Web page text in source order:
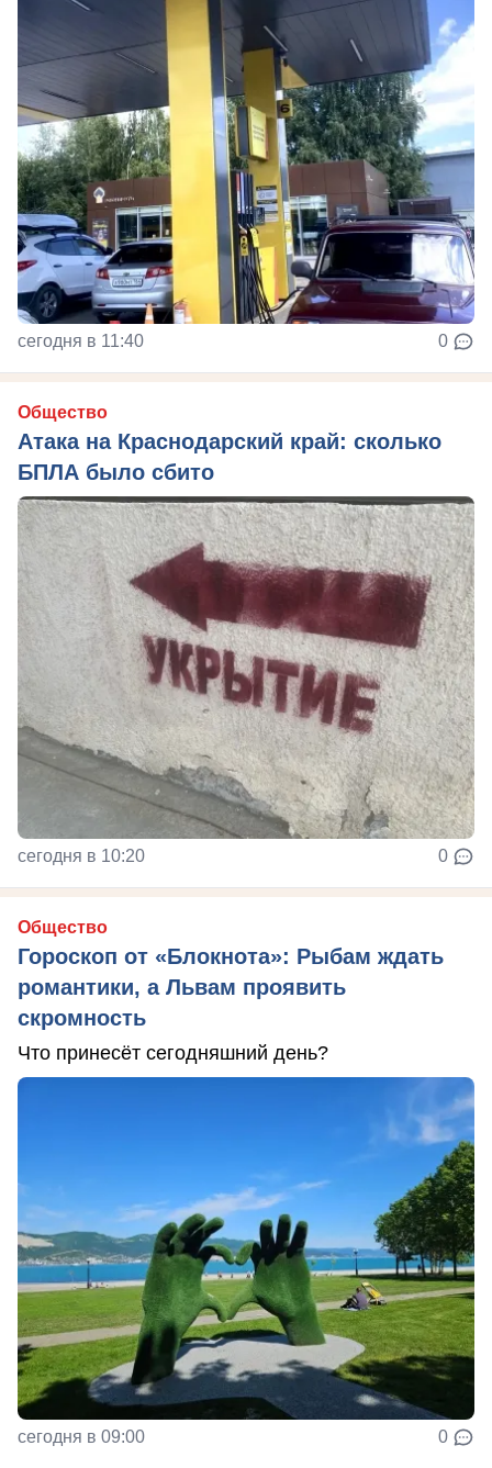
сегодня в 11:40 0
Общество
Атака на Краснодарский край: сколько
БПЛА было сбито
сегодня в 10:20 0
Общество
Гороскоп от «Блокнота»: Рыбам ждать
романтики, а Львам проявить
скромность
Что принесёт сегодняшний день?
сегодня в 09:00 0